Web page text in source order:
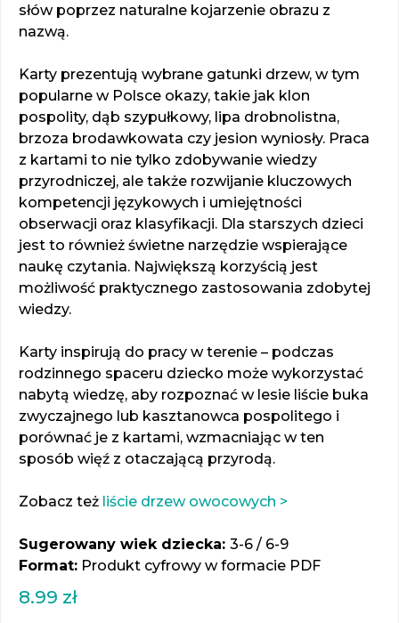
słów poprzez naturalne kojarzenie obrazu z
nazwą.
Karty prezentują wybrane gatunki drzew, w tym
popularne w Polsce okazy, takie jak klon
pospolity, dąb szypułkowy, lipa drobnolistna,
brzoza brodawkowata czy jesion wyniosły. Praca
z kartami to nie tylko zdobywanie wiedzy
przyrodniczej, ale także rozwijanie kluczowych
kompetencji językowych i umiejętności
obserwacji oraz klasyfikacji. Dla starszych dzieci
jest to również świetne narzędzie wspierające
naukę czytania. Największą korzyścią jest
możliwość praktycznego zastosowania zdobytej
wiedzy.
Karty inspirują do pracy w terenie – podczas
rodzinnego spaceru dziecko może wykorzystać
nabytą wiedzę, aby rozpoznać w lesie liście buka
zwyczajnego lub kasztanowca pospolitego i
porównać je z kartami, wzmacniając w ten
sposób więź z otaczającą przyrodą.
Zobacz też liście drzew owocowych >
Sugerowany wiek dziecka: 3-6 / 6-9
Format: Produkt cyfrowy w formacie PDF
8.99 zł